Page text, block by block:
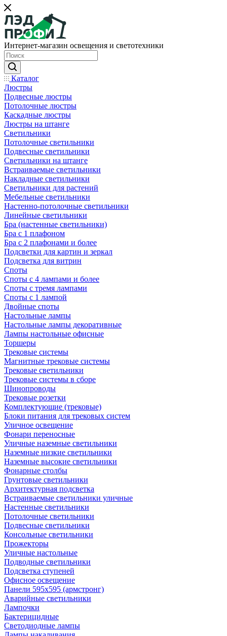
Интернет-магазин освещения и светотехники
Каталог
Люстры
Подвесные люстры
Потолочные люстры
Каскадные люстры
Люстры на штанге
Светильники
Потолочные светильники
Подвесные светильники
Светильники на штанге
Встраиваемые светильники
Накладные светильники
Светильники для растений
Мебельные светильники
Настенно-потолочные светильники
Линейные светильники
Бра (настенные светильники)
Бра с 1 плафоном
Бра с 2 плафонами и более
Подсветки для картин и зеркал
Подсветка для витрин
Споты
Споты с 4 лампами и более
Споты с тремя лампами
Споты с 1 лампой
Двойные споты
Настольные лампы
Настольные лампы декоративные
Лампы настольные офисные
Торшеры
Трековые системы
Магнитные трековые системы
Трековые светильники
Трековые системы в сборе
Шинопроводы
Трековые розетки
Комплектующие (трековые)
Блоки питания для трековых систем
Уличное освещение
Фонари переносные
Уличные наземные светильники
Наземные низкие светильники
Наземные высокие светильники
Фонарные столбы
Грунтовые светильники
Архитектурная подсветка
Встраиваемые светильники уличные
Настенные светильники
Потолочные светильники
Подвесные светильники
Консольные светильники
Прожекторы
Уличные настольные
Подводные светильники
Подсветка ступеней
Офисное освещение
Панели 595х595 (армстронг)
Аварийные светильники
Лампочки
Бактерицидные
Светодиодные лампы